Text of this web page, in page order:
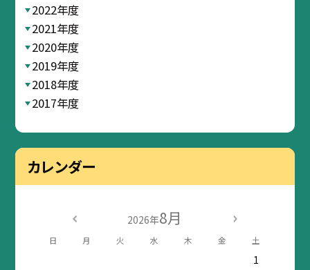
2022年度
2021年度
2020年度
2019年度
2018年度
2017年度
カレンダー
2026年8月
日 月 火 水 木 金 土
1